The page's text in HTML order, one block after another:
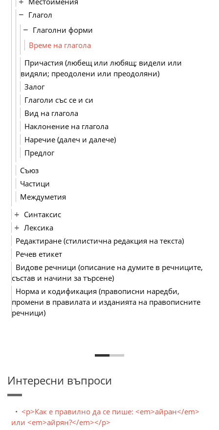
Глагол
Глаголни форми
Време на глагола
Причастия (любещ или любящ; видели или
видяли; преодолени или преодоляни)
Залог
Глаголи със се и си
Вид на глагола
Наклонение на глагола
Наречие (далеч и далече)
Предлог
Съюз
Частици
Междуметия
Синтаксис
Лексика
Редактиране (стилистична редакция на текста)
Речев етикет
Видове речници (описание на думите в речниците,
състав и начини за търсене)
Норма и кодификация (правописни наредби,
промени в правилата и изданията на правописните
речници)
Интересни въпроси
<p>Как е правилно да се пише: <em>айран</em>
или <em>айрян?</em></p>